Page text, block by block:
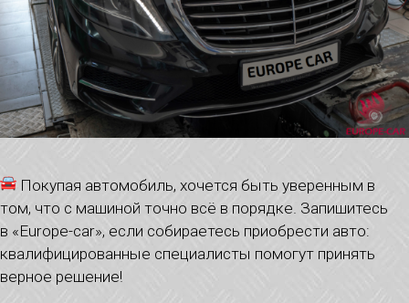
Покупая автомобиль, хочется быть уверенным в
том, что с машиной точно всё в порядке. Запишитесь
в «Europe-car», если собираетесь приобрести авто:
квалифицированные специалисты помогут принять
верное решение!